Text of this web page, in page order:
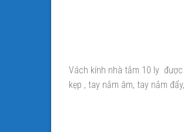
Vách kính nhà tắm 10 ly
kẹp , tay nắm âm, tay nắm